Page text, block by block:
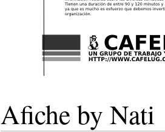
Afiche by Nati